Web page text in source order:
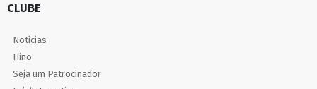
CLUBE
Notícias
Hino
Seja um Patrocinador